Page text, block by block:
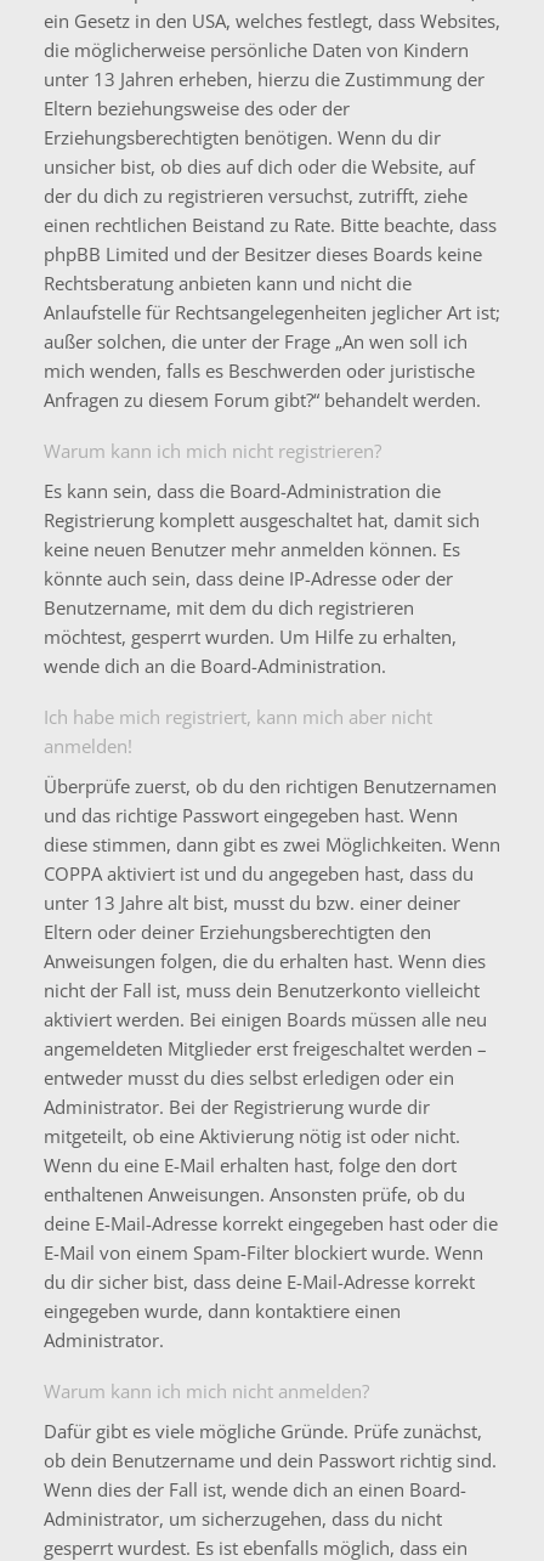
ein Gesetz in den USA, welches festlegt, dass Websites,
die möglicherweise persönliche Daten von Kindern
unter 13 Jahren erheben, hierzu die Zustimmung der
Eltern beziehungsweise des oder der
Erziehungsberechtigten benötigen. Wenn du dir
unsicher bist, ob dies auf dich oder die Website, auf
der du dich zu registrieren versuchst, zutrifft, ziehe
einen rechtlichen Beistand zu Rate. Bitte beachte, dass
phpBB Limited und der Besitzer dieses Boards keine
Rechtsberatung anbieten kann und nicht die
Anlaufstelle für Rechtsangelegenheiten jeglicher Art ist;
außer solchen, die unter der Frage „An wen soll ich
mich wenden, falls es Beschwerden oder juristische
Anfragen zu diesem Forum gibt?“ behandelt werden.
Warum kann ich mich nicht registrieren?
Es kann sein, dass die Board-Administration die
Registrierung komplett ausgeschaltet hat, damit sich
keine neuen Benutzer mehr anmelden können. Es
könnte auch sein, dass deine IP-Adresse oder der
Benutzername, mit dem du dich registrieren
möchtest, gesperrt wurden. Um Hilfe zu erhalten,
wende dich an die Board-Administration.
Ich habe mich registriert, kann mich aber nicht
anmelden!
Überprüfe zuerst, ob du den richtigen Benutzernamen
und das richtige Passwort eingegeben hast. Wenn
diese stimmen, dann gibt es zwei Möglichkeiten. Wenn
COPPAaktiviert ist und du angegeben hast, dass du
unter 13 Jahre alt bist, musst du bzw. einer deiner
Eltern oder deiner Erziehungsberechtigten den
Anweisungen folgen, die du erhalten hast. Wenn dies
nicht der Fall ist, muss dein Benutzerkonto vielleicht
aktiviert werden. Bei einigen Boards müssen alle neu
angemeldeten Mitglieder erst freigeschaltet werden –
entweder musst du dies selbst erledigen oder ein
Administrator. Bei der Registrierung wurde dir
mitgeteilt, ob eine Aktivierung nötig ist oder nicht.
Wenn du eine E-Mail erhalten hast, folge den dort
enthaltenen Anweisungen. Ansonsten prüfe, ob du
deine E-Mail-Adresse korrekt eingegeben hast oder die
E-Mail von einem Spam-Filter blockiert wurde. Wenn
du dir sicher bist, dass deine E-Mail-Adresse korrekt
eingegeben wurde, dann kontaktiere einen
Administrator.
Warum kann ich mich nicht anmelden?
Dafür gibt es viele mögliche Gründe. Prüfe zunächst,
ob dein Benutzername und dein Passwort richtig sind.
Wenn dies der Fall ist, wende dich an einen Board-
Administrator, um sicherzugehen, dass du nicht
gesperrt wurdest. Es ist ebenfalls möglich, dass ein